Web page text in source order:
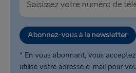
Liepāja → Travemünde
Nynäshamn → Ventspils
Abonnez-vous à la newsletter
* En vous abonnant, vous
utilise votre adresse e-mail pour